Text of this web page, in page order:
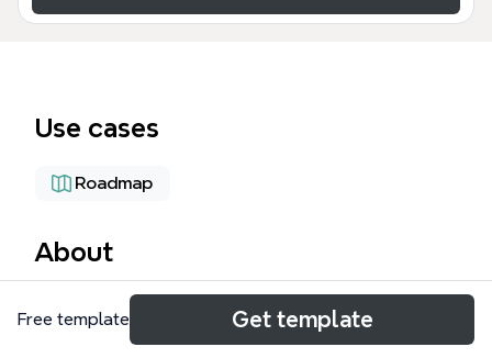
Use cases
Roadmap
About
R-park — это комплексный шаблон интеллект-
карты для управления проектом разработки веб-
Free template Get template